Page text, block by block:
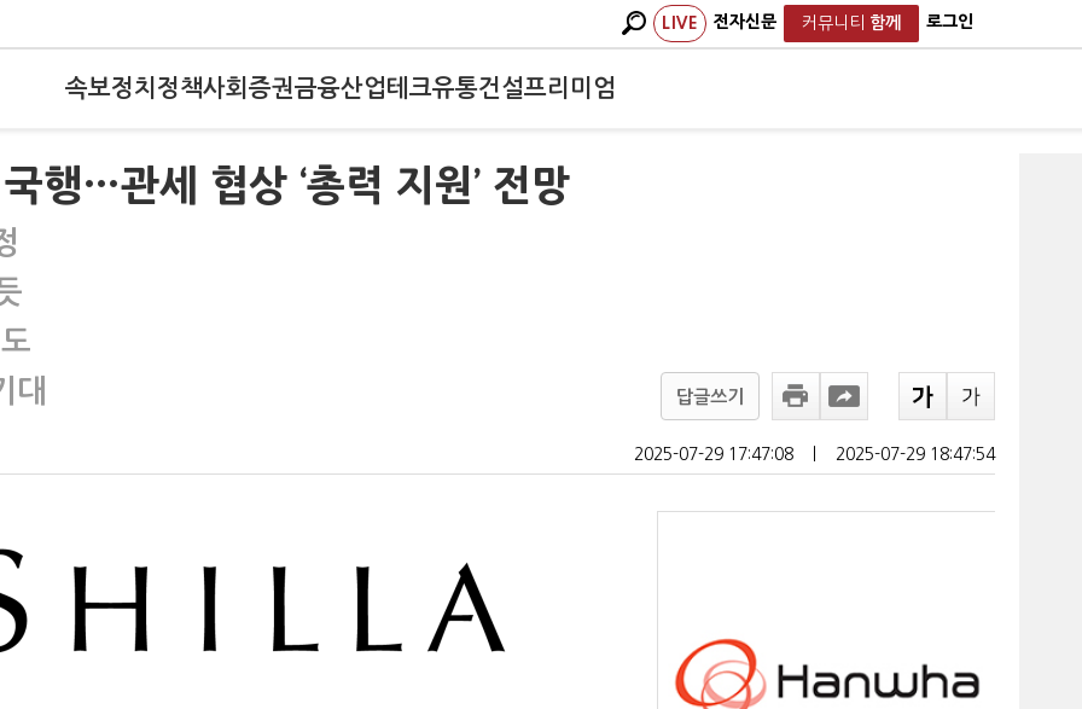
LIVE 전자신문 커뮤니티 함께 로그인
속보정치 정책사회 증권금융산업테크유통건설프리미엄
행…관세 협상 ‘총력 지원’ 전망
대
답글쓰기
2025-07-29 17:47:08 2025-07-29 18:47:54